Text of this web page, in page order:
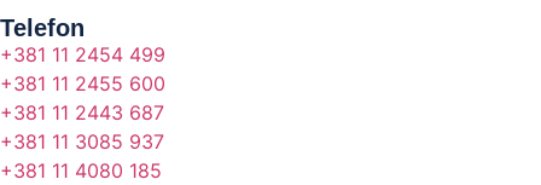
Telefon
+381 11 2454 499
+381 11 2455 600
+381 11 2443 687
+381 11 3085 937
+381 11 4080 185